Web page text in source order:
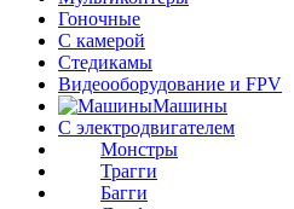
Гоночные
C камерой
Стедикамы
Видеооборудование и FPV
Машины
С электродвигателем
Монстры
Трагги
Багги